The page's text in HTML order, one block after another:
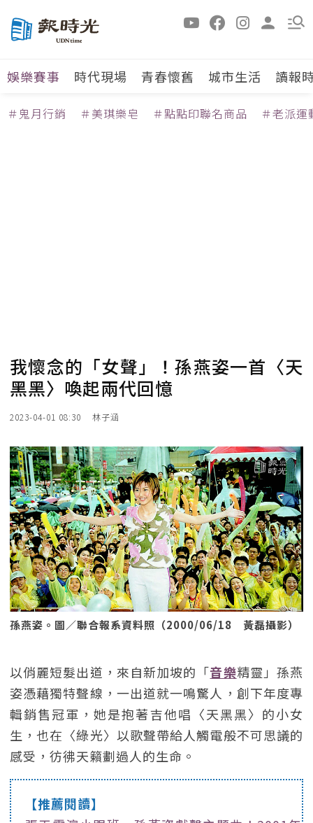
娛樂賽事 時代現場 青春懷舊 城市生活 讀報
＃鬼月行銷 ＃美琪樂皂 ＃點點印聯名商品 ＃老派運
我懷念的「女聲」！孫燕姿一首〈天
黑黑〉喚起兩代回憶
2023-04-01 08:30 林子涵
孫燕姿。圖／聯合報系資料照（2000/06/18 黃磊攝影）
以俏麗短髮出道，來自新加坡的「音樂精靈」孫燕
姿憑藉獨特聲線，一出道就一鳴驚人，創下年度專
輯銷售冠軍，她是抱著吉他唱〈天黑黑〉的小女
生，也在〈綠光〉以歌聲帶給人觸電般不可思議的
感受，彷彿天籟劃過人的生命。
【推薦閱讀】